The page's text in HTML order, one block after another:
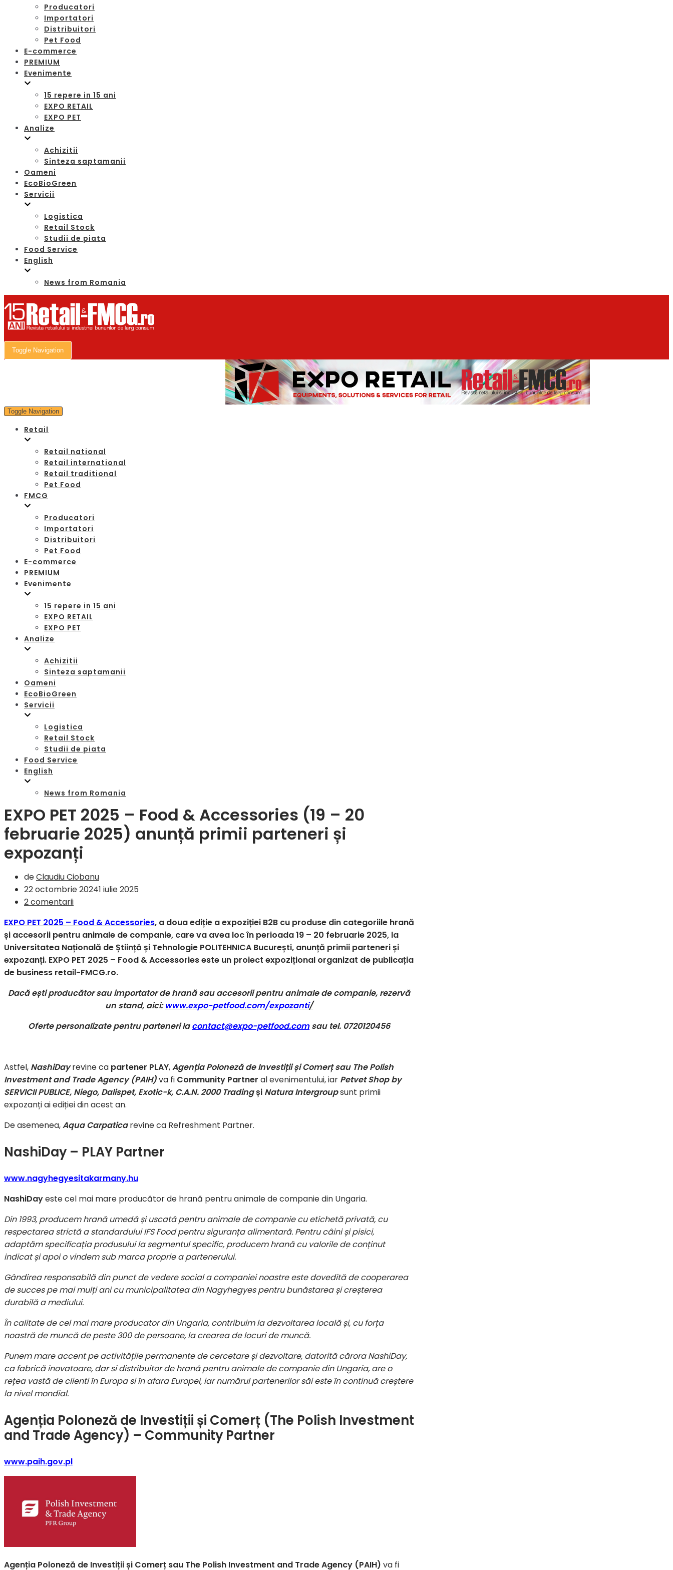
Producatori
Importatori
Distribuitori
Pet Food
E-commerce
PREMIUM
Evenimente
15 repere in 15 ani
EXPO RETAIL
EXPO PET
Analize
Achizitii
Sinteza saptamanii
Oameni
EcoBioGreen
Servicii
Logistica
Retail Stock
Studii de piata
Food Service
English
News from Romania
Toggle Navigation
Toggle Navigation
Retail
Retail national
Retail international
Retail traditional
Pet Food
FMCG
Producatori
Importatori
Distribuitori
Pet Food
E-commerce
PREMIUM
Evenimente
15 repere in 15 ani
EXPO RETAIL
EXPO PET
Analize
Achizitii
Sinteza saptamanii
Oameni
EcoBioGreen
Servicii
Logistica
Retail Stock
Studii de piata
Food Service
English
News from Romania
EXPO PET 2025 – Food & Accessories (19 – 20
februarie 2025) anunță primii parteneri și
expozanți
deClaudiu Ciobanu
22 octombrie 20241 iulie 2025
2 comentarii
EXPO PET 2025 – Food & Accessories, a doua ediție a expoziției B2B cu produse din categoriile hrană
și accesorii pentru animale de companie, care va avea loc în perioada 19 – 20 februarie 2025, la
Universitatea Națională de Știință și Tehnologie POLITEHNICA București, anunță primii parteneri și
expozanți. EXPO PET 2025 – Food & Accessories este un proiect expozițional organizat de publicația
de business retail-FMCG.ro.
Dacă ești producător sau importator de hrană sau accesorii pentru animale de companie, rezervă
un stand, aici:www.expo-petfood.com/expozanti/
Oferte personalizate pentru parteneri lacontact@expo-petfood.comsau tel. 0720120456
Astfel, NashiDayrevine ca partener PLAY,Agenția Poloneză de Investiții și Comerț sau The Polish
Investment and Trade Agency (PAIH)va fi Community Partner al evenimentului, iar Petvet Shop by
SERVICII PUBLICE, Niego, Dalispet, Exotic-k, C.A.N. 2000 Tradingși Natura Intergroupsunt primii
expozanți ai ediției din acest an.
De asemenea,Aqua Carpaticarevine ca Refreshment Partner.
NashiDay – PLAY Partner
www.nagyhegyesitakarmany.hu
NashiDayeste cel mai mare producător de hrană pentru animale de companie din Ungaria.
Din 1993, producem hrană umedă și uscată pentru animale de companie cu etichetă privată, cu
respectarea strictă a standardului IFS Food pentru siguranța alimentară. Pentru câini și pisici,
adaptăm specificația produsului la segmentul specific, producem hrană cu valorile de conținut
indicat și apoi o vindem sub marca proprie a partenerului.
Gândirea responsabilă din punct de vedere social a companiei noastre este dovedită de cooperarea
de succes pe mai mulți ani cu municipalitatea din Nagyhegyes pentru bunăstarea și creșterea
durabilă a mediului.
În calitate de cel mai mare producator din Ungaria, contribuim la dezvoltarea locală și, cu forța
noastră de muncă de peste 300 de persoane, la crearea de locuri de muncă.
Punem mare accent pe activitățile permanente de cercetare și dezvoltare, datorită cărora NashiDay,
ca fabrică inovatoare, dar si distribuitor de hrană pentru animale de companie din Ungaria, are o
rețea vastă de clienti în Europa si în afara Europei, iar numărul partenerilor săi este în continuă creștere
la nivel mondial.
Agenția Poloneză de Investiții și Comerț (The Polish Investment
and Trade Agency) – Community Partner
www.paih.gov.pl
Agenția Poloneză de Investiții și Comerț sau The Polish Investment and Trade Agency (PAIH) va fi